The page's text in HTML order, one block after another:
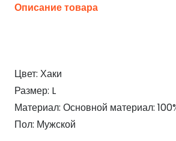
Описание товара
Цвет: Хаки
Размер: L
Материал: Основной материал:
Пол: Мужской